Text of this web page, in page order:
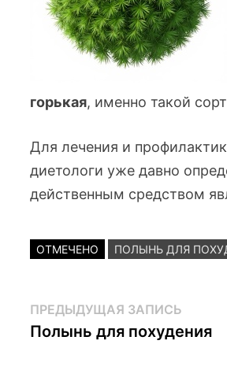
горькая, именно такой
Для лечения и
диетологи уже давно
действенным средством
ОТМЕЧЕНО ПОЛЫНЬ ДЛЯ
Навигация
по
ПРЕДЫДУЩАЯ ЗАПИСЬ
запись:
Полынь для похудения